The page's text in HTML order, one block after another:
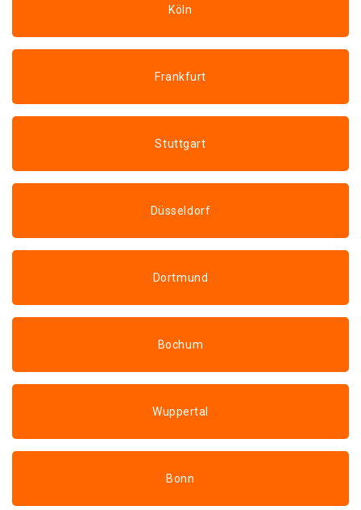
Köln
Frankfurt
Stuttgart
Düsseldorf
Dortmund
Bochum
Wuppertal
Bonn